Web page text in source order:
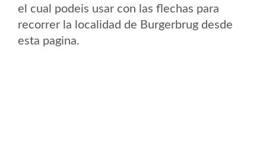
el cual podeis usar con las flechas para
recorrer la localidad de Burgerbrug desde
esta pagina.